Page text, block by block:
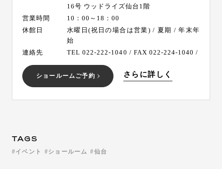
16号 ウッドライズ仙台1階
営業時間
10：00～18：00
休館日
水曜日(祝日の場合は営業) / 夏期 / 年末年
始
連絡先
TEL 022-222-1040 / FAX 022-224-1040 /
ショールームご予約 さらに詳しく
TAGS
イベント ショールーム 仙台